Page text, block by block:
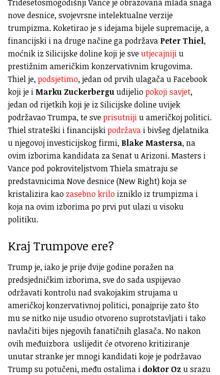
Tridesetosmogodišnji Vance je obrazovana mlada snaga
nove desnice, svojevrsne intelektualne verzije
trumpizma. Koketirao je s idejama bijele supremacije, a
financijski i na druge načine ga podržava Peter Thiel,
moćnik iz Silicijske doline koji je sveutjecajnijiu
prestižnim američkim konzervativnim krugovima.
Thiel je, podsjetimo, jedan od prvih ulagača u Facebook
koji je i Marku Zuckerberguudijeliopokoji savjet,
jedan od rijetkih koji je iz Silicijske doline uvijek
podržavao Trumpa, te sveprisutnijiu američkoj politici.
Thiel strateški i financijskipodržava i bivšeg djelatnika
u njegovoj investicijskog firmi, Blake Mastersa, na
ovim izborima kandidata za Senat u Arizoni. Masters i
Vance pod pokroviteljstvom Thiela smatraju se
predstavnicima Nove desnice (New Right) koja se
kristalizira kao zasebno krilo izniklo iz trumpizma i
koja na ovim izborima po prvi put ulazi u visoku
politiku.
Kraj Trumpove ere?
Trump je, iako je prije dvije godine poražen na
predsjedničkim izborima, sve do sada uspijevao
održavati kontrolu nad svakojakim strujama u
američkoj konzervativnoj politici, ponajprije zato što
mu se nitko nije usudio otvoreno suprotstavljati i tako
navlačiti bijes njegovih fanatičnih glasača. No nakon
ovih međuizbora uslijedit će otvoreno kritiziranje
unutar stranke jer mnogi kandidati koje je podržavao
Trump su potučeni, među ostalima i doktor Oz u srazu